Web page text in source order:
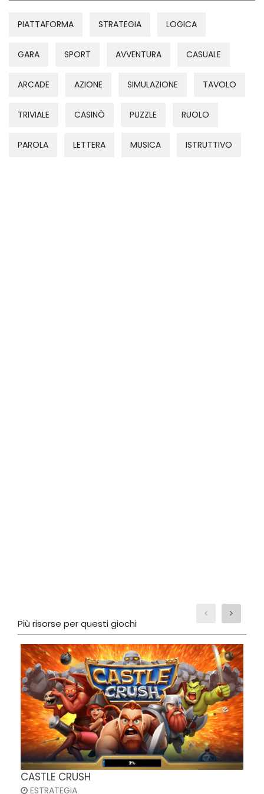
PIATTAFORMA STRATEGIA LOGICA
GARA SPORT AVVENTURA CASUALE
ARCADE AZIONE SIMULAZIONE TAVOLO
TRIVIALE CASINÒ PUZZLE RUOLO
PAROLA LETTERA MUSICA ISTRUTTIVO
Più risorse per questi giochi
CASTLE CRUSH
ESTRATEGIA